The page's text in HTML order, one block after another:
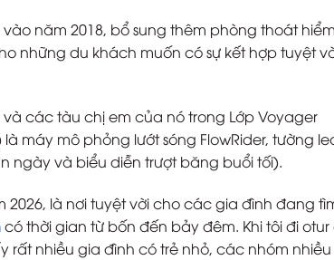
năm 2018, bổ sung thêm phòng thoát
những du khách muốn có sự kết hợp tuyệt
các tàu chị em của nó trong Lớp Voyager
máy mô phỏng lướt sóng FlowRider, tường
ngày và biểu diễn trượt băng buổi tối).
2026, là nơi tuyệt vời cho các gia đình đang
có thời gian từ bốn đến bảy đêm. Khi tôi đi otur
rất nhiều gia đình có trẻ nhỏ, các nhóm